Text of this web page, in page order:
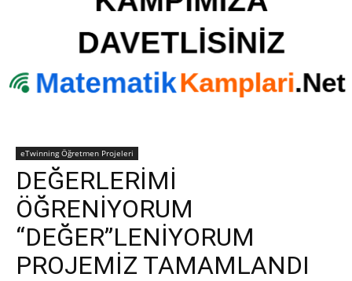
eTwinning Öğretmen Projeleri
DEĞERLERİMİ
ÖĞRENİYORUM
“DEĞER”LENİYORUM
PROJEMİZ TAMAMLANDI